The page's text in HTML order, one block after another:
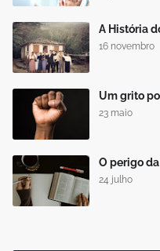
A História
16 novembro
Um grito
23 maio
O perigo
24 julho